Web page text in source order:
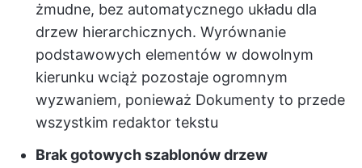
żmudne, bez automatycznego układu dla
drzew hierarchicznych. Wyrównanie
podstawowych elementów w dowolnym
kierunku wciąż pozostaje ogromnym
wyzwaniem, ponieważ Dokumenty to przede
wszystkim redaktor tekstu
Brak gotowych szablonów drzew